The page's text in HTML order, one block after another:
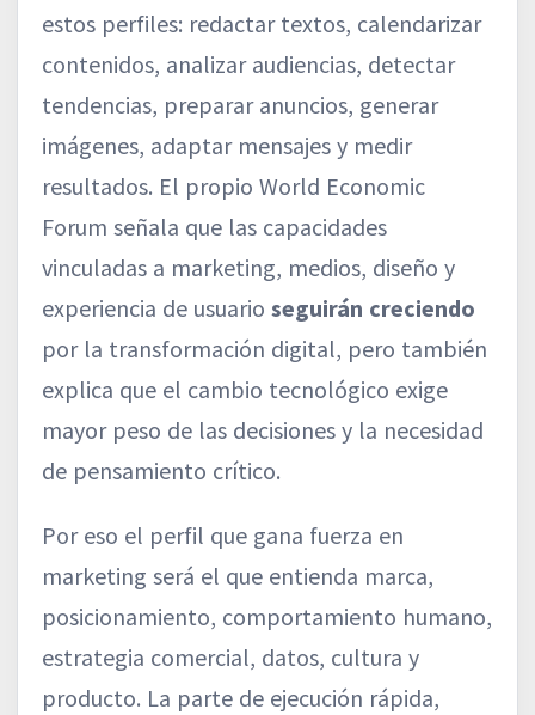
estos perfiles: redactar textos, calendarizar
contenidos, analizar audiencias, detectar
tendencias, preparar anuncios, generar
imágenes, adaptar mensajes y medir
resultados. El propio World Economic
Forum señala que las capacidades
vinculadas a marketing, medios, diseño y
experiencia de usuario seguirán creciendo
por la transformación digital, pero también
explica que el cambio tecnológico exige
mayor peso de las decisiones y la necesidad
de pensamiento crítico.
Por eso el perfil que gana fuerza en
marketing será el que entienda marca,
posicionamiento, comportamiento humano,
estrategia comercial, datos, cultura y
producto. La parte de ejecución rápida,